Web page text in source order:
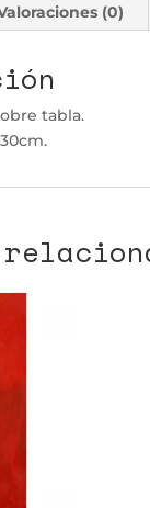
(0)
tabla.